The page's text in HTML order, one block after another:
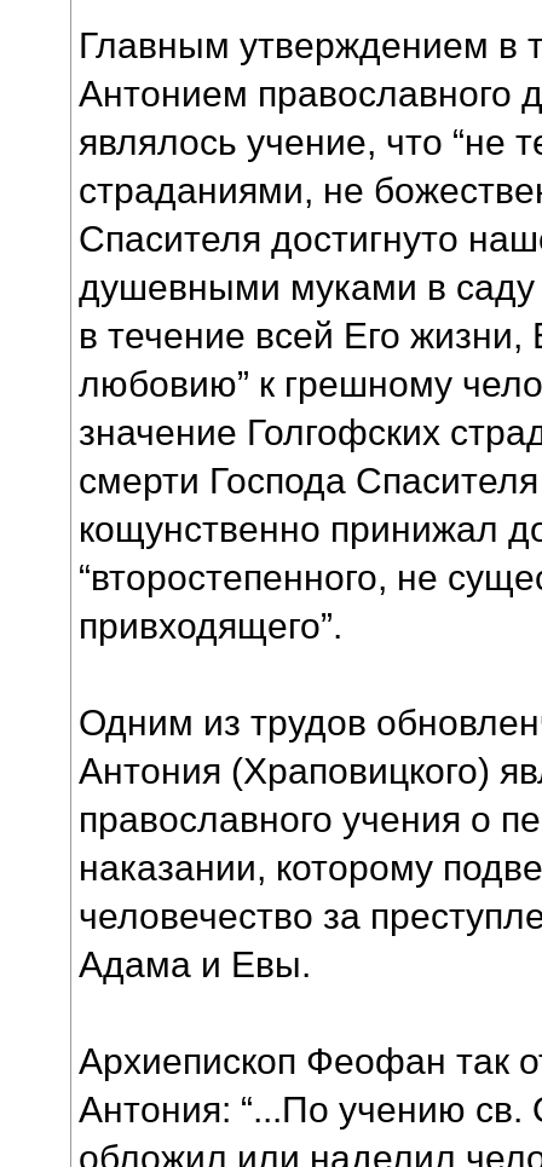
Главным утверждением в
Антонием православного
являлось учение, что “не
страданиями, не
Спасителя достигнуто
душевными муками в
в течение всей Его жизни,
любовию” к грешному
значение Голгофских
смерти Господа
кощунственно принижал
“второстепенного, не
привходящего”.
Одним из трудов
Антония (Храповицкого)
православного учения о
наказании, которому
человечество за
Адама и Евы.
Архиепископ Феофан так
Антония: “...По учению св.
обложил или наделил